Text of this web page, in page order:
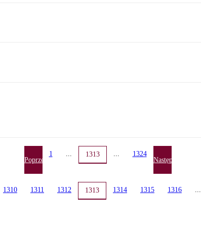
Poprzednia
1 ... 1313 ... 1324
Następna
1310 1311 1312 1313 1314 1315 1316 ...